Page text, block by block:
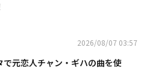
2026/08/07 03:57
で元恋人チャン・ギハの曲を使